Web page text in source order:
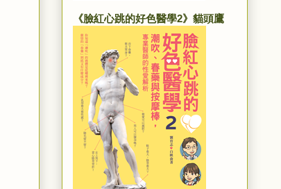
《臉紅心跳的好色醫學2》貓頭鷹